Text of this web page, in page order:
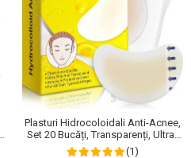
Plasturi Hidrocoloidali Anti-Acnee,
Set 20 Bucăți, Transparenți, Ultra-
subțiri, Formulă Premium
(1)